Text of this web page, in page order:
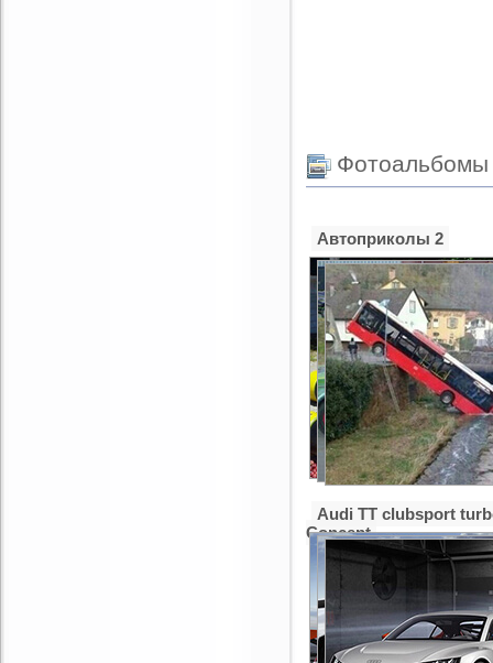
Фотоальбомы
Автоприколы 2
Audi TT clubsport
Concept